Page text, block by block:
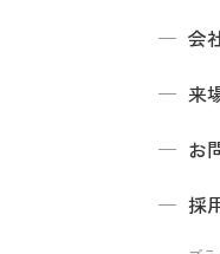
会
来
お
採